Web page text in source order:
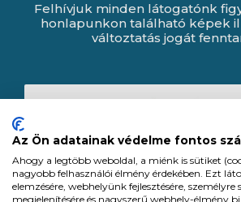
Felhívjuk minden látogatónk
honlapunkon található képek
változtatás jogát
Az Ön adatainak védelme fontos
Ahogy a legtöbb weboldal, a miénk is sütiket
nagyobb felhasználói élmény érdekében. Ezt
elemzésére, webhelyünk fejlesztésére,
megjelenítésére és nagyszerű webhely-élmény